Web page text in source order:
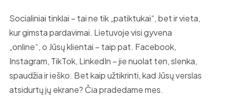
Socialiniai tinklai – tai ne tik „patiktukai“, bet ir vieta,
kur gimsta pardavimai. Lietuvoje visi gyvena
„online“, o Jūsų klientai – taip pat. Facebook,
Instagram, TikTok, LinkedIn – jie nuolat ten, slenka,
spaudžia ir ieško. Bet kaip užtikrinti, kad Jūsų verslas
atsidurtų jų ekrane? Čia pradedame mes.